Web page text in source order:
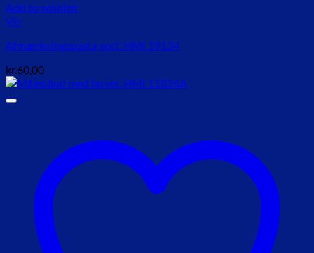
Add to wishlist
Vis
Afmærkningspasta sort. HMI 19134
kr.60,00